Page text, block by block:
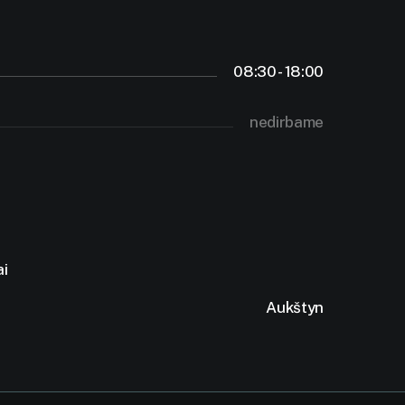
08:30 - 18:00
nedirbame
Aukštyn